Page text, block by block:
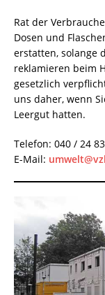
Rat der
Dosen und
erstatten, solange
reklamieren beim
gesetzlich
uns daher, wenn
Leergut hatten.
Telefon: 040 / 24
E-Mail: